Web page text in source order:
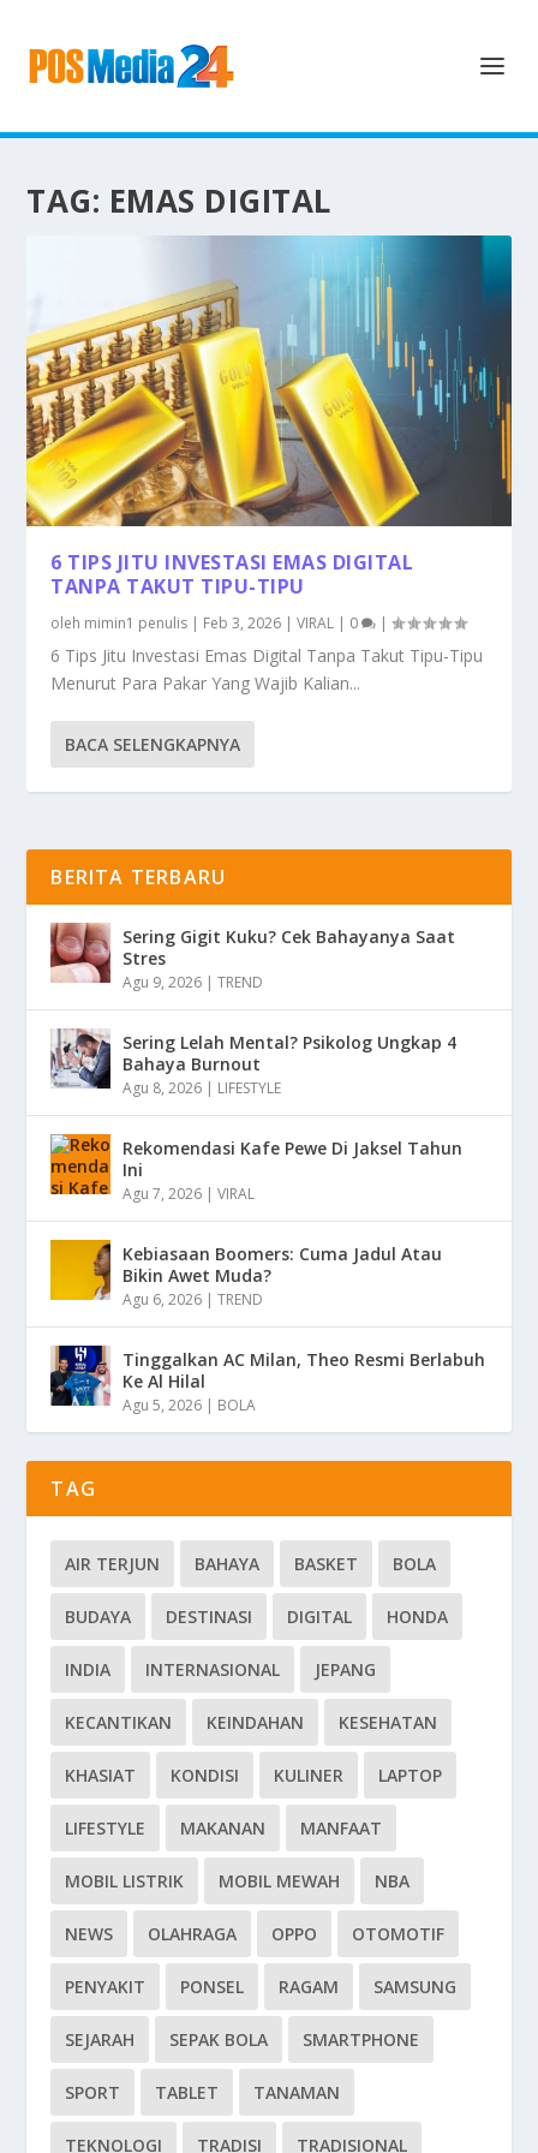
TAG: EMAS DIGITAL
6 TIPS JITU INVESTASI EMAS DIGITAL
TANPA TAKUT TIPU-TIPU
oleh mimin1 penulis | Feb 3, 2026 |VIRAL | 0 |
6 Tips Jitu Investasi Emas Digital Tanpa Takut Tipu-Tipu
Menurut Para Pakar Yang Wajib Kalian...
BACA SELENGKAPNYA
BERITA TERBARU
Sering Gigit Kuku? Cek Bahayanya Saat
Stres
Agu 9, 2026 |TREND
Sering Lelah Mental? Psikolog Ungkap 4
Bahaya Burnout
Agu 8, 2026 | LIFESTYLE
Rekomendasi Kafe Pewe Di Jaksel Tahun
Ini
Agu 7, 2026 |VIRAL
Kebiasaan Boomers: Cuma Jadul Atau
Bikin Awet Muda?
Agu 6, 2026 |TREND
Tinggalkan AC Milan, Theo Resmi Berlabuh
Ke Al Hilal
Agu 5, 2026 | BOLA
TAG
AIR TERJUN BAHAYA BASKET BOLA
BUDAYA DESTINASI DIGITAL HONDA
INDIA INTERNASIONAL JEPANG
KECANTIKAN KEINDAHAN KESEHATAN
KHASIAT KONDISI KULINER LAPTOP
LIFESTYLE MAKANAN MANFAAT
MOBIL LISTRIK MOBIL MEWAH NBA
NEWS OLAHRAGA OPPO OTOMOTIF
PENYAKIT PONSEL RAGAM SAMSUNG
SEJARAH SEPAK BOLA SMARTPHONE
SPORT TABLET TANAMAN
TEKNOLOGI TRADISI TRADISIONAL